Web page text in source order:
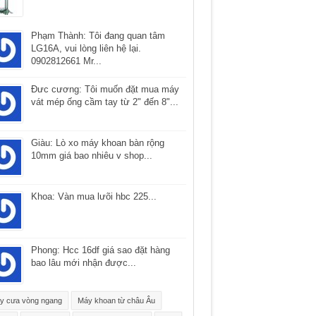
Phạm Thành: Tôi đang quan tâm
LG16A, vui lòng liên hệ lại.
0902812661 Mr...
Ðưc cương: Tôi muốn đặt mua máy
vát mép ống cầm tay từ 2" đến 8"...
Giàu: Lò xo máy khoan bàn rộng
10mm giá bao nhiêu v shop...
Khoa: Vàn mua lưõi hbc 225...
Phong: Hcc 16df giá sao đặt hàng
bao lâu mới nhận được...
cưa vòng ngang Máy khoan từ châu Âu